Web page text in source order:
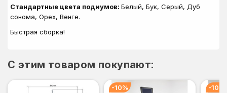
Стандартные цвета подиумов: Белый, Бук, Серый, Дуб
сонома, Орех, Венге.
Быстрая сборка!
C этим товаром покупают:
-10% -10%